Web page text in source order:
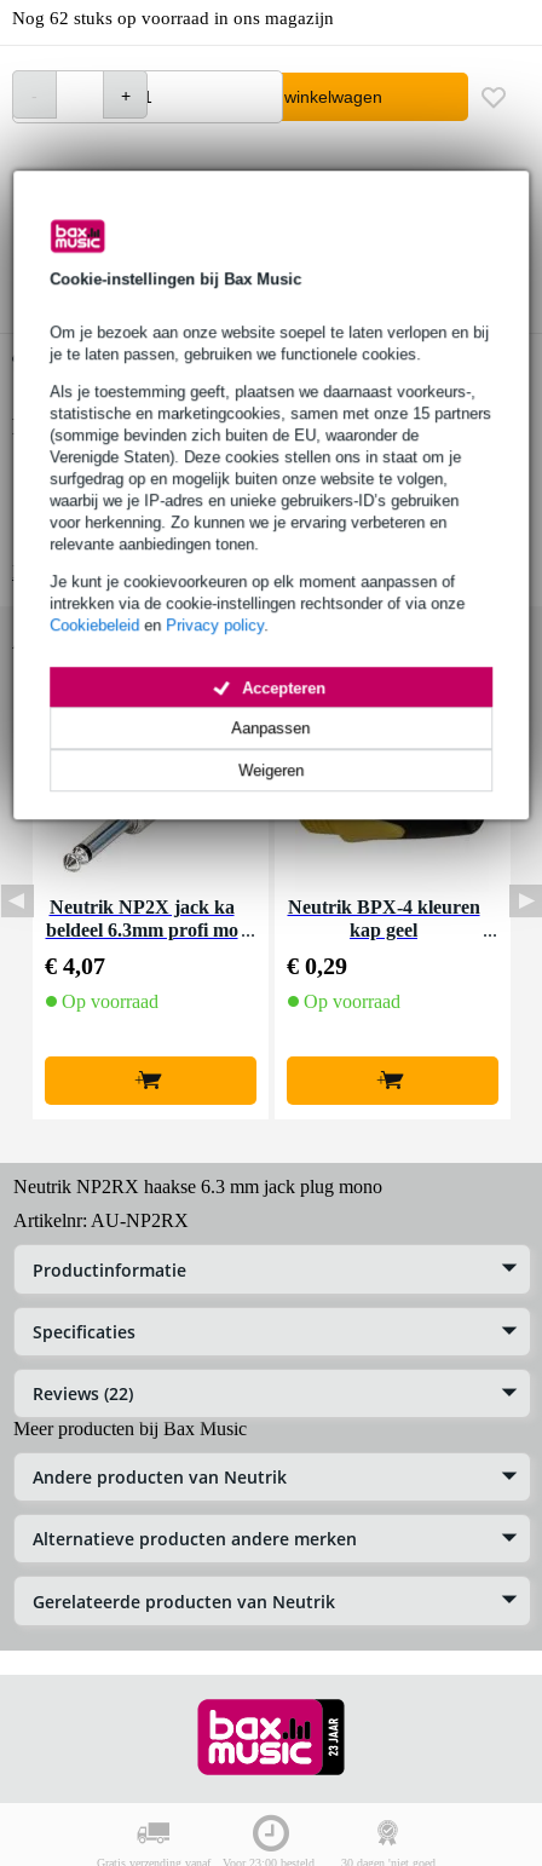
Cookie-instellingen bij Bax Music
Om je bezoek aan onze website soepel te laten verlopen en bij
je te laten passen, gebruiken we functionele cookies.
Als je toestemming geeft, plaatsen we daarnaast voorkeurs-,
statistische en marketingcookies, samen met onze 15 partners
(sommige bevinden zich buiten de EU, waaronder de
Verenigde Staten). Deze cookies stellen ons in staat om je
surfgedrag op en mogelijk buiten onze website te volgen,
waarbij we je IP-adres en unieke gebruikers-ID’s gebruiken
voor herkenning. Zo kunnen we je ervaring verbeteren en
relevante aanbiedingen tonen.
Je kunt je cookievoorkeuren op elk moment aanpassen of
intrekken via de cookie-instellingen rechtsonder of via onze
Cookiebeleid en Privacy policy.
Weigeren
Aanpassen
Accepteren
Nog 62 stuks op voorraad in ons magazijn
In winkelwagen
30 dagen 'niet goed geld terug' garantie
Gratis ophalen in de winkel
Productinformatie
jack plug
6.35mm mono jack
2-polig
Bekijk alle productspecificaties
Neutrik NP2X jack ka
beldeel 6.3mm profi mo
€ 4,07
Op voorraad
+
Neutrik BPX-4 kleuren
kap geel
€ 0,29
Op voorraad
+
Neutrik NP2RX haakse 6.3 mm jack plug mono
Artikelnr: AU-NP2RX
Productinformatie
Specificaties
Reviews (22)
Meer producten bij Bax Music
Andere producten van Neutrik
Alternatieve producten andere merken
Gerelateerde producten van Neutrik
Gratis verzending vanaf Voor 23:00 besteld, 30 dagen 'niet goed